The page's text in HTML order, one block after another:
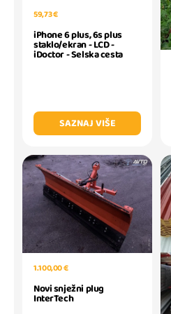
59,73 €
iPhone 6 plus, 6s plus
staklo/ekran - LCD -
iDoctor - Selska cesta
SAZNAJ VIŠE
1.100,00 €
Novi snježni plug
InterTech